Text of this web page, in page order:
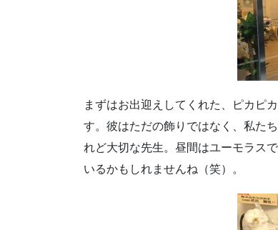
まずはお出迎えしてくれた、ピカピ
す。彼はただの飾りではなく、私た
れど大切な先生。昼間はユーモラス
いるかもしれませんね（笑）。